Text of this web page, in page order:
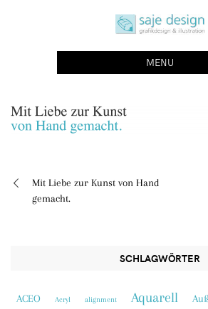
saje design bonn
grafikdesign | buchgestaltung
MENU
Beitragsnavigation
Mit Liebe zur Kunst von Hand
gemacht.
SCHLAGWÖRTER
ACEO Acryl alignment Aquarell